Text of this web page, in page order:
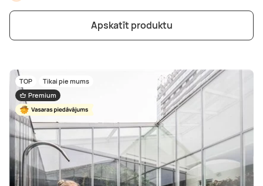
Apskatīt produktu
TOP
Tikai pie mums
Premium